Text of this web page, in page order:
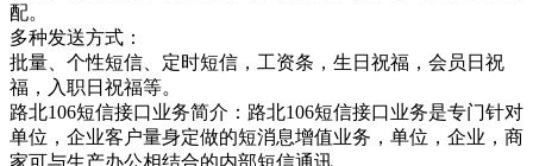
配。
多种发送方式：
批量、个性短信、定时短信，工资条，生日祝福，会员日祝
福，入职日祝福等。
路北106短信接口业务简介：路北106短信接口业务是专门针对
单位，企业客户量身定做的短消息增值业务，单位，企业，商
家可与生产办公相结合的内部短信通讯，